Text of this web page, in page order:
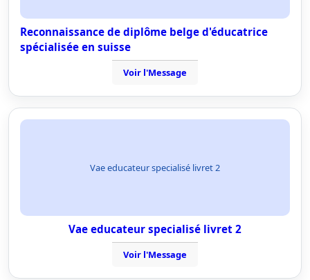
Reconnaissance de diplôme belge d'éducatrice
spécialisée en suisse
Voir l'Message
Vae educateur specialisé livret 2
Vae educateur specialisé livret 2
Voir l'Message